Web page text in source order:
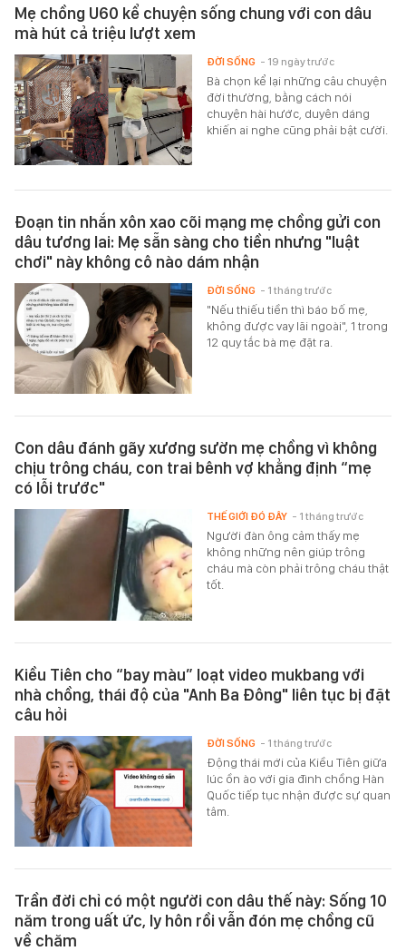
Mẹ chồng U60 kể chuyện sống chung với con dâu
mà hút cả triệu lượt xem
Bà chọn kể lại những câu chuyện
đời thường, bằng cách nói
chuyện hài hước, duyên dáng
khiến ai nghe cũng phải bật cười.
ĐỜI SỐNG - 19 ngày trước
Đoạn tin nhắn xôn xao cõi mạng mẹ chồng gửi con
dâu tương lai: Mẹ sẵn sàng cho tiền nhưng "luật
chơi" này không cô nào dám nhận
"Nếu thiếu tiền thì báo bố mẹ,
không được vay lãi ngoài", 1 trong
12 quy tắc bà mẹ đặt ra.
ĐỜI SỐNG - 1 tháng trước
Con dâu đánh gãy xương sườn mẹ chồng vì không
chịu trông cháu, con trai bênh vợ khẳng định “mẹ
có lỗi trước"
Người đàn ông cảm thấy mẹ
không những nên giúp trông
cháu mà còn phải trông cháu thật
tốt.
THẾ GIỚI ĐÓ ĐÂY - 1 tháng trước
Kiều Tiên cho “bay màu” loạt video mukbang với
nhà chồng, thái độ của "Anh Ba Đông" liên tục bị đặt
câu hỏi
Động thái mới của Kiều Tiên giữa
lúc ồn ào với gia đình chồng Hàn
Quốc tiếp tục nhận được sự quan
tâm.
ĐỜI SỐNG - 1 tháng trước
Trần đời chỉ có một người con dâu thế này: Sống 10
năm trong uất ức, ly hôn rồi vẫn đón mẹ chồng cũ
về chăm